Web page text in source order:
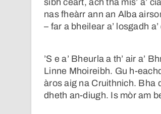
sibh ceart, ach tha mis’ a’
nas fheàrr ann an Alba
– far a bheilear a’ losgadh
’S e a’ Bheurla a th’ air a’
Linne Mhoireibh. Gu h-
àros aig na Cruithnich. Bha
dheth an-diugh. Is mòr am